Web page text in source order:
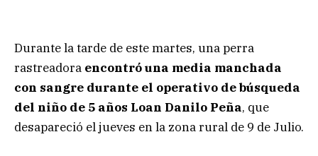
Durante la tarde de este martes, una perra
rastreadora encontró una media manchada
con sangre durante el operativo de búsqueda
del niño de 5 años Loan Danilo Peña, que
desapareció el jueves en la zona rural de 9 de Julio.